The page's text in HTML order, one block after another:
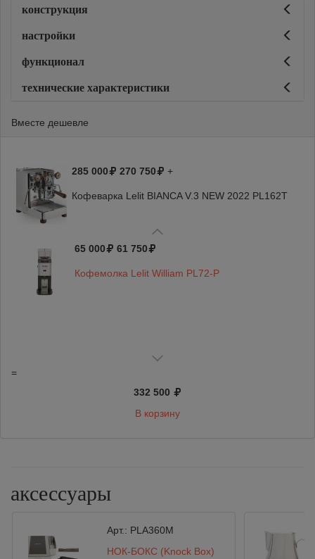
конструкция
настройки
функционал
технические характеристики
Вместе дешевле
285 000 270 750 +
Кофеварка Lelit BIANCA V.3 NEW 2022 PL162T
65 000 61 750
Кофемолка Lelit William PL72-P
=
332 500
В корзину
аксессуары
Арт.: PLA360M
НОК-БОКС (Knock Box)